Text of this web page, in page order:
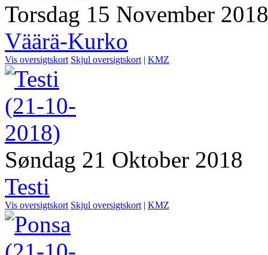
Torsdag 15 November 2018
Väärä-Kurko
Vis oversigtskort Skjul oversigtskort | KMZ
Søndag 21 Oktober 2018
Testi
Vis oversigtskort Skjul oversigtskort | KMZ